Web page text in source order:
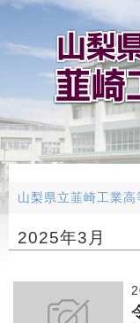
山梨県立韮崎工業高
2025年3月